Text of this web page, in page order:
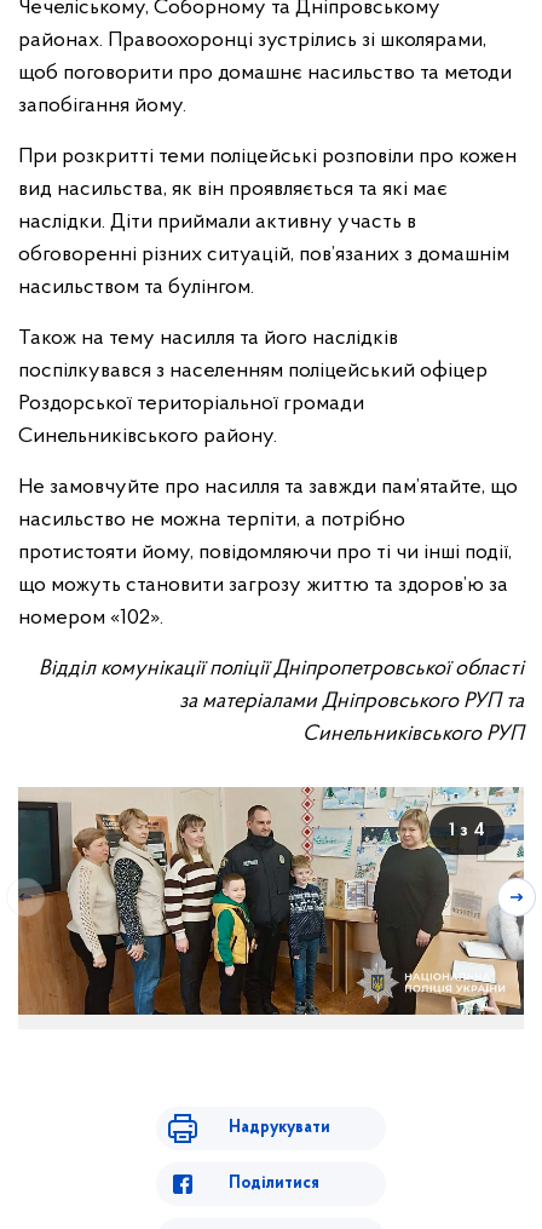
Чечеліському, Соборному та Дніпровському
районах. Правоохоронці зустрілись зі школярами,
щоб поговорити про домашнє насильство та методи
запобігання йому.
При розкритті теми поліцейські розповіли про кожен
вид насильства, як він проявляється та які має
наслідки. Діти приймали активну участь в
обговоренні різних ситуацій, пов’язаних з домашнім
насильством та булінгом.
Також на тему насилля та його наслідків
поспілкувався з населенням поліцейський офіцер
Роздорської територіальної громади
Синельниківського району.
Не замовчуйте про насилля та завжди пам’ятайте, що
насильство не можна терпіти, а потрібно
протистояти йому, повідомляючи про ті чи інші події,
що можуть становити загрозу життю та здоров’ю за
номером «102».
Відділ комунікації поліції Дніпропетровської області
за матеріалами Дніпровського РУП та
Синельниківського РУП
1 з 4
Надрукувати
Поділитися